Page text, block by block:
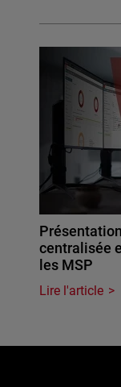
centralisée
les MSP
Lire l'article